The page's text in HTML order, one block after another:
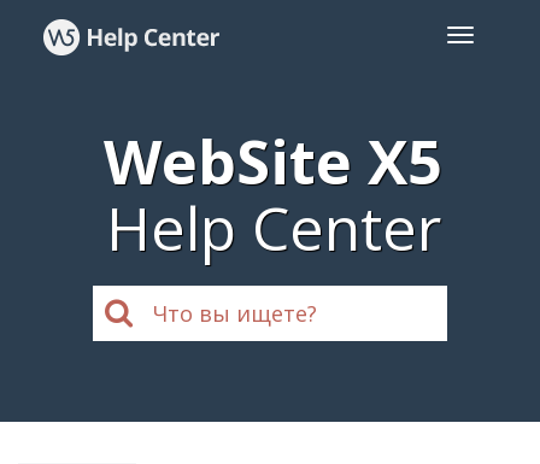
WebSite X5
Help Center